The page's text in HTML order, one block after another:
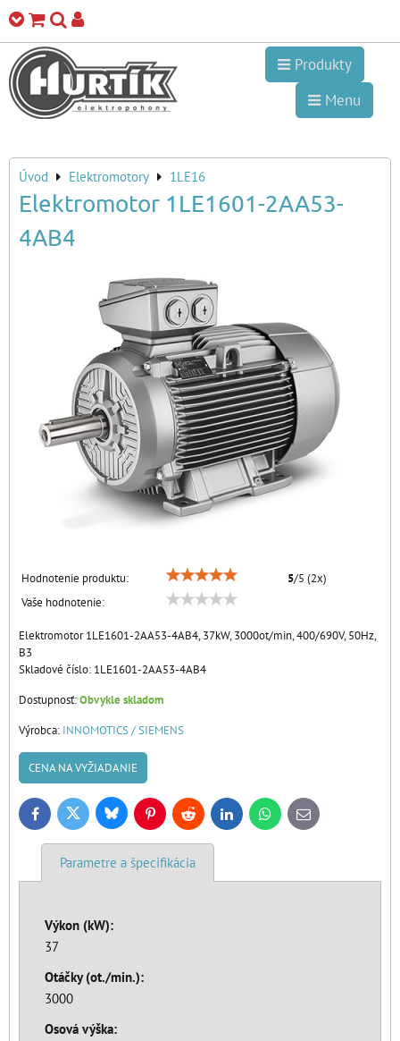
Produkty
Menu
Úvod Elektromotory 1LE16
Elektromotor 1LE1601-2AA53-
4AB4
Hodnotenie produktu: 5/5 (2x)
Vaše hodnotenie:
Elektromotor 1LE1601-2AA53-4AB4, 37kW, 3000ot/min, 400/690V, 50Hz,
B3
Skladové číslo: 1LE1601-2AA53-4AB4
Dostupnosť:Obvykle skladom
Výrobca: INNOMOTICS / SIEMENS
CENA NA VYŽIADANIE
FacebookTwitter BlueskyPinterestReddit LinkedInWhatsApp
E-
mail
Parametre a špecifikácia
Výkon (kW):
37
Otáčky (ot./min.):
3000
Osová výška: